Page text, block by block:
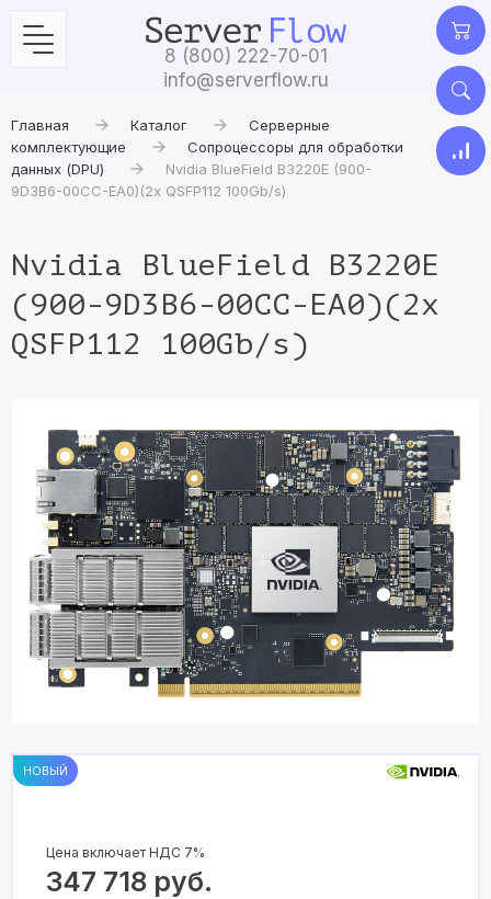
8 (800) 222-70-01
info@serverflow.ru
Главная Каталог
Серверные
комплектующие
Сопроцессоры для обработки
данных (DPU)
Nvidia BlueField B3220E (900-
9D3B6-00CC-EA0)(2x QSFP112 100Gb/s)
Nvidia BlueField B3220E
(900-9D3B6-00CC-EA0)(2x
QSFP112 100Gb/s)
НОВЫЙ
Цена включает НДС 7%
347 718 руб.